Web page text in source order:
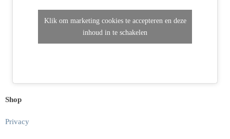
Klik om marketing cookies te accepteren en deze
inhoud in te schakelen
Shop
Privacy